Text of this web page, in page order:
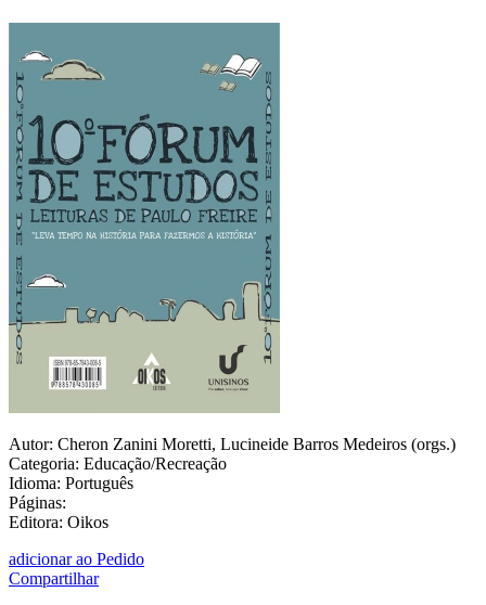
Autor: Cheron Zanini Moretti, Lucineide Barros Medeiros (orgs.)
Categoria: Educação/Recreação
Idioma: Português
Páginas:
Editora: Oikos
adicionar ao Pedido
Compartilhar